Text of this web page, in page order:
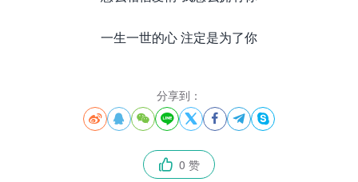
一生一世的心 注定是为了你
分享到：
       
 0 赞